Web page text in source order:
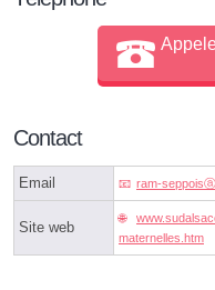
Contact
Email ram-
Site web
maternelles.htm